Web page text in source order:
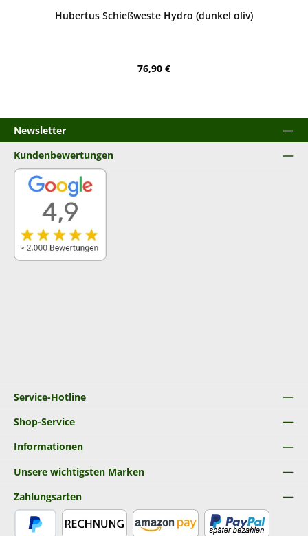
Hubertus Schießweste Hydro (dunkel oliv)
Regulärer Preis:
76,90 €
Newsletter
Service-Hotline
Shop-Service
Informationen
Unsere wichtigsten Marken
Kundenbewertungen
Zahlungsarten